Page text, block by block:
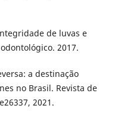
de luvas e
2017.
a destinação
no Brasil. Revista de
2021.